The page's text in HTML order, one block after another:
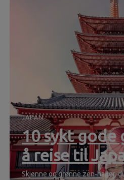
JAPAN
10 sykt gode
å reise til
Skjønne og grønne zen-hager,